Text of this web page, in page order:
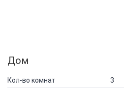
Дом
Кол-во комнат 3